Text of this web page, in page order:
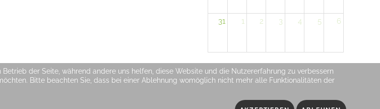
31 1 2 3 4 5 6
der Seite, während andere uns helfen, diese Website und die Nutzererfahrung zu verbessern
Bitte beachten Sie, dass bei einer Ablehnung womöglich nicht mehr alle Funktionalitäten der